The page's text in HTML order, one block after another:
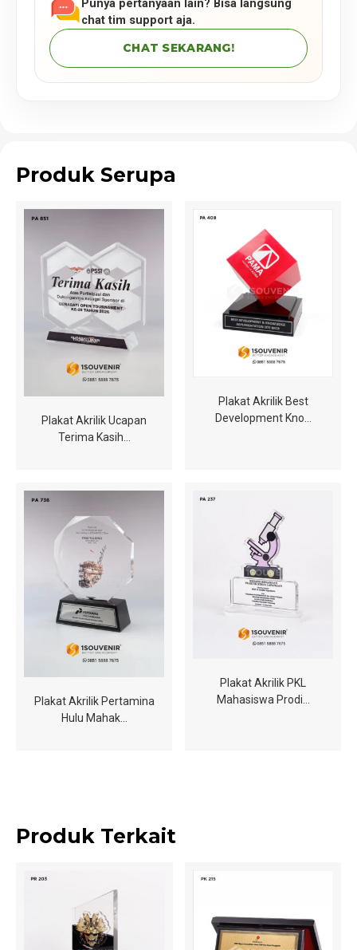
Punya pertanyaan lain? Bisa langsung
chat tim support aja.
CHAT SEKARANG!
Produk Serupa
Plakat Akrilik Ucapan
Terima Kasih…
Plakat Akrilik Best
Development Kno…
Plakat Akrilik Pertamina
Hulu Mahak…
Plakat Akrilik PKL
Mahasiswa Prodi…
Produk Terkait